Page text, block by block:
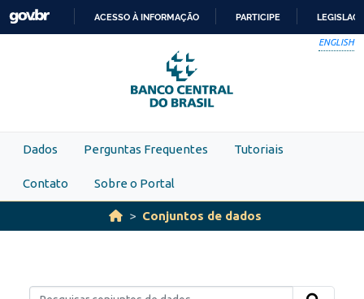
Skip to main content
PARA
O
CONTEÚDO
ACESSO À INFORMAÇÃO PARTICIPE
ENGLISH
Dados Perguntas Frequentes Tutoriais
Contato Sobre o Portal
Conjuntos de dados